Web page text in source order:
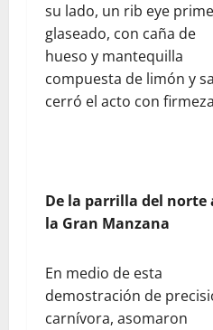
su lado, un rib eye prime
glaseado, con caña de
hueso y mantequilla
compuesta de limón y
cerró el acto con
De la parrilla del norte
la Gran Manzana
En medio de esta
demostración de
carnívora, asomaron